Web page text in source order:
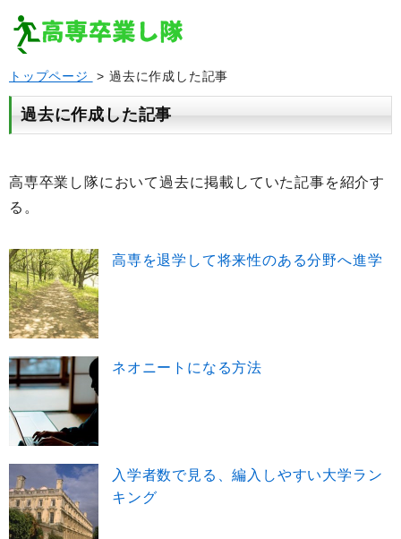
トップページ > 過去に作成した記事
過去に作成した記事
高専卒業し隊において過去に掲載していた記事を紹介す
る。
高専を退学して将来性のある分野へ進学
ネオニートになる方法
入学者数で見る、編入しやすい大学ラン
キング